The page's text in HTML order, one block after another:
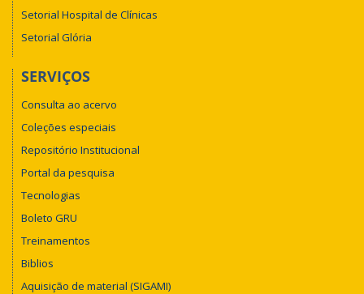
Setorial Hospital de Clínicas
Setorial Glória
SERVIÇOS
Consulta ao acervo
Coleções especiais
Repositório Institucional
Portal da pesquisa
Tecnologias
Boleto GRU
Treinamentos
Biblios
Aquisição de material (SIGAMI)